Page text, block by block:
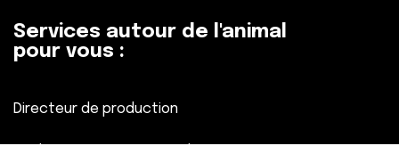
Services autour de l'animal
pour vous :
Directeur de production